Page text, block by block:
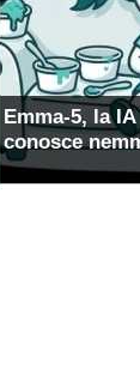
Emma-5, la
conosce